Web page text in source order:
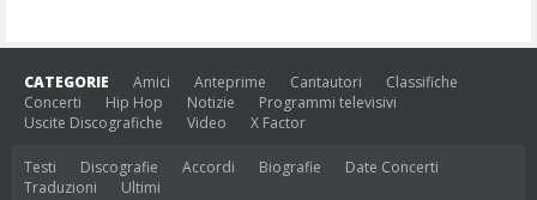
CATEGORIE Amici Anteprime Cantautori
Classifiche
Concerti
Hip Hop Notizie
Programmi televisivi
Uscite Discografiche
Video X Factor
Testi Discografie Accordi Biografie
Date Concerti
Traduzioni
Ultimi